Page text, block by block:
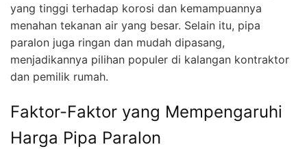
yang tinggi terhadap korosi dan kemampuannya
menahan tekanan air yang besar. Selain itu, pipa
paralon juga ringan dan mudah dipasang,
menjadikannya pilihan populer di kalangan kontraktor
dan pemilik rumah.
Faktor-Faktor yang Mempengaruhi
Harga Pipa Paralon